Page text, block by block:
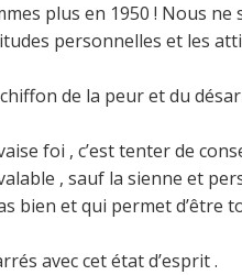
plus en 1950 ! Nous ne
personnelles et les
de la peur et du
foi , c’est tenter de
, sauf la sienne et
bien et qui permet d’être
avec cet état d’esprit .